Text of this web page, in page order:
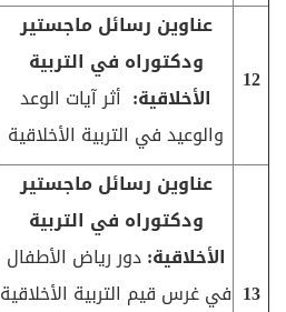
12
عناوين رسائل ماجستير
ودكتوراه في التربية
الأخلاقية: أثر آيات الوعد
والوعيد في التربية الأخلاقية
13
عناوين رسائل ماجستير
ودكتوراه في التربية
الأخلاقية:دور رياض الأطفال
في غرس قيم التربية الأخلاقية